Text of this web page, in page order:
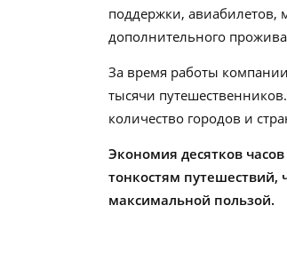
поддержки, авиабилетов,
дополнительного
За время работы
тысячи
количество городов и
Экономия десятков
тонкостям
максимальной пользой.